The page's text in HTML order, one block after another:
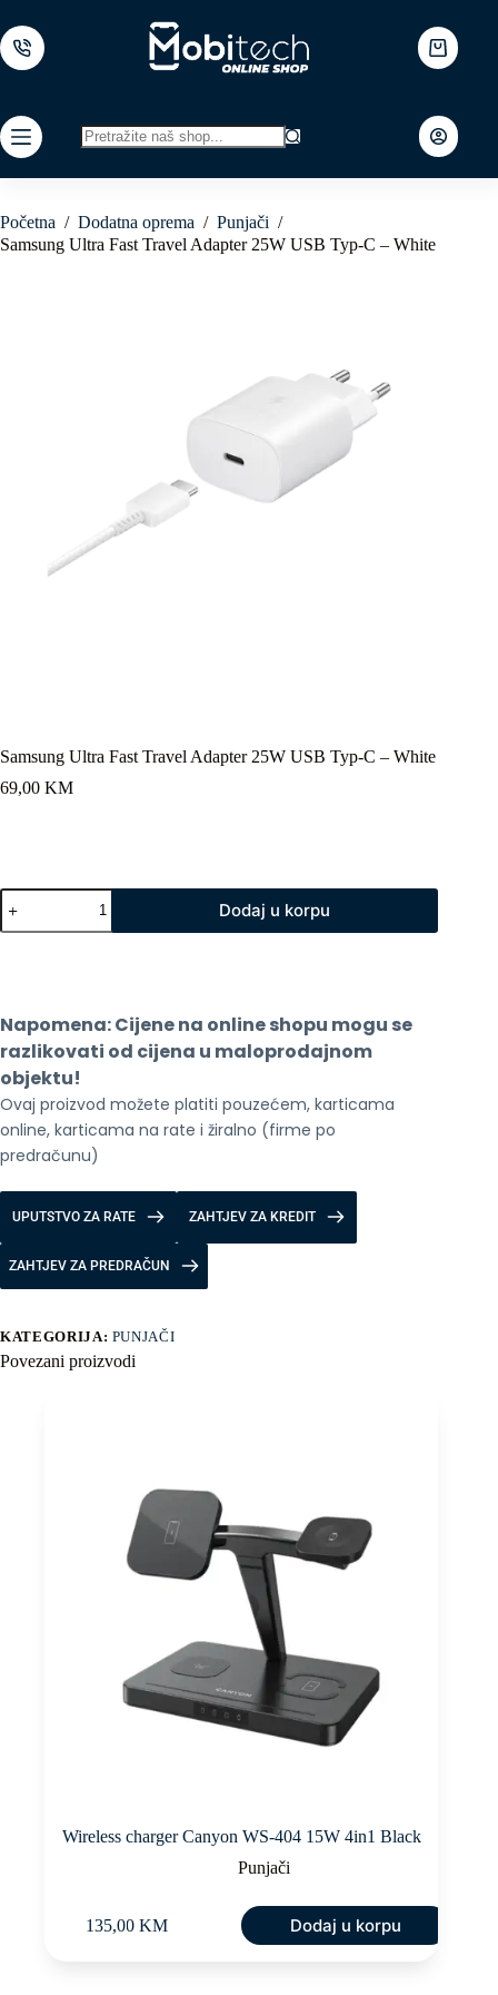
to
content
Shopping
cart
results
Početna / Dodatna oprema / Punjači /
Samsung Ultra Fast Travel Adapter 25W USB Typ-C – White
Samsung Ultra Fast Travel Adapter 25W USB Typ-C – White
69,00 KM
Samsung
Ultra
Fast
Typ-
C
White
količina
Dodaj u korpu
Napomena: Cijene na online shopu mogu se
razlikovati od cijena u maloprodajnom
objektu!
Ovaj proizvod možete platiti pouzećem, karticama
online, karticama na rate i žiralno (firme po
predračunu)
UPUTSTVO ZA RATE ZAHTJEV ZA KREDIT
ZAHTJEV ZA PREDRAČUN
KATEGORIJA: PUNJAČI
Povezani proizvodi
Wireless charger Canyon WS-404 15W 4in1 Black
Punjači
135,00 KM Dodaj u korpu